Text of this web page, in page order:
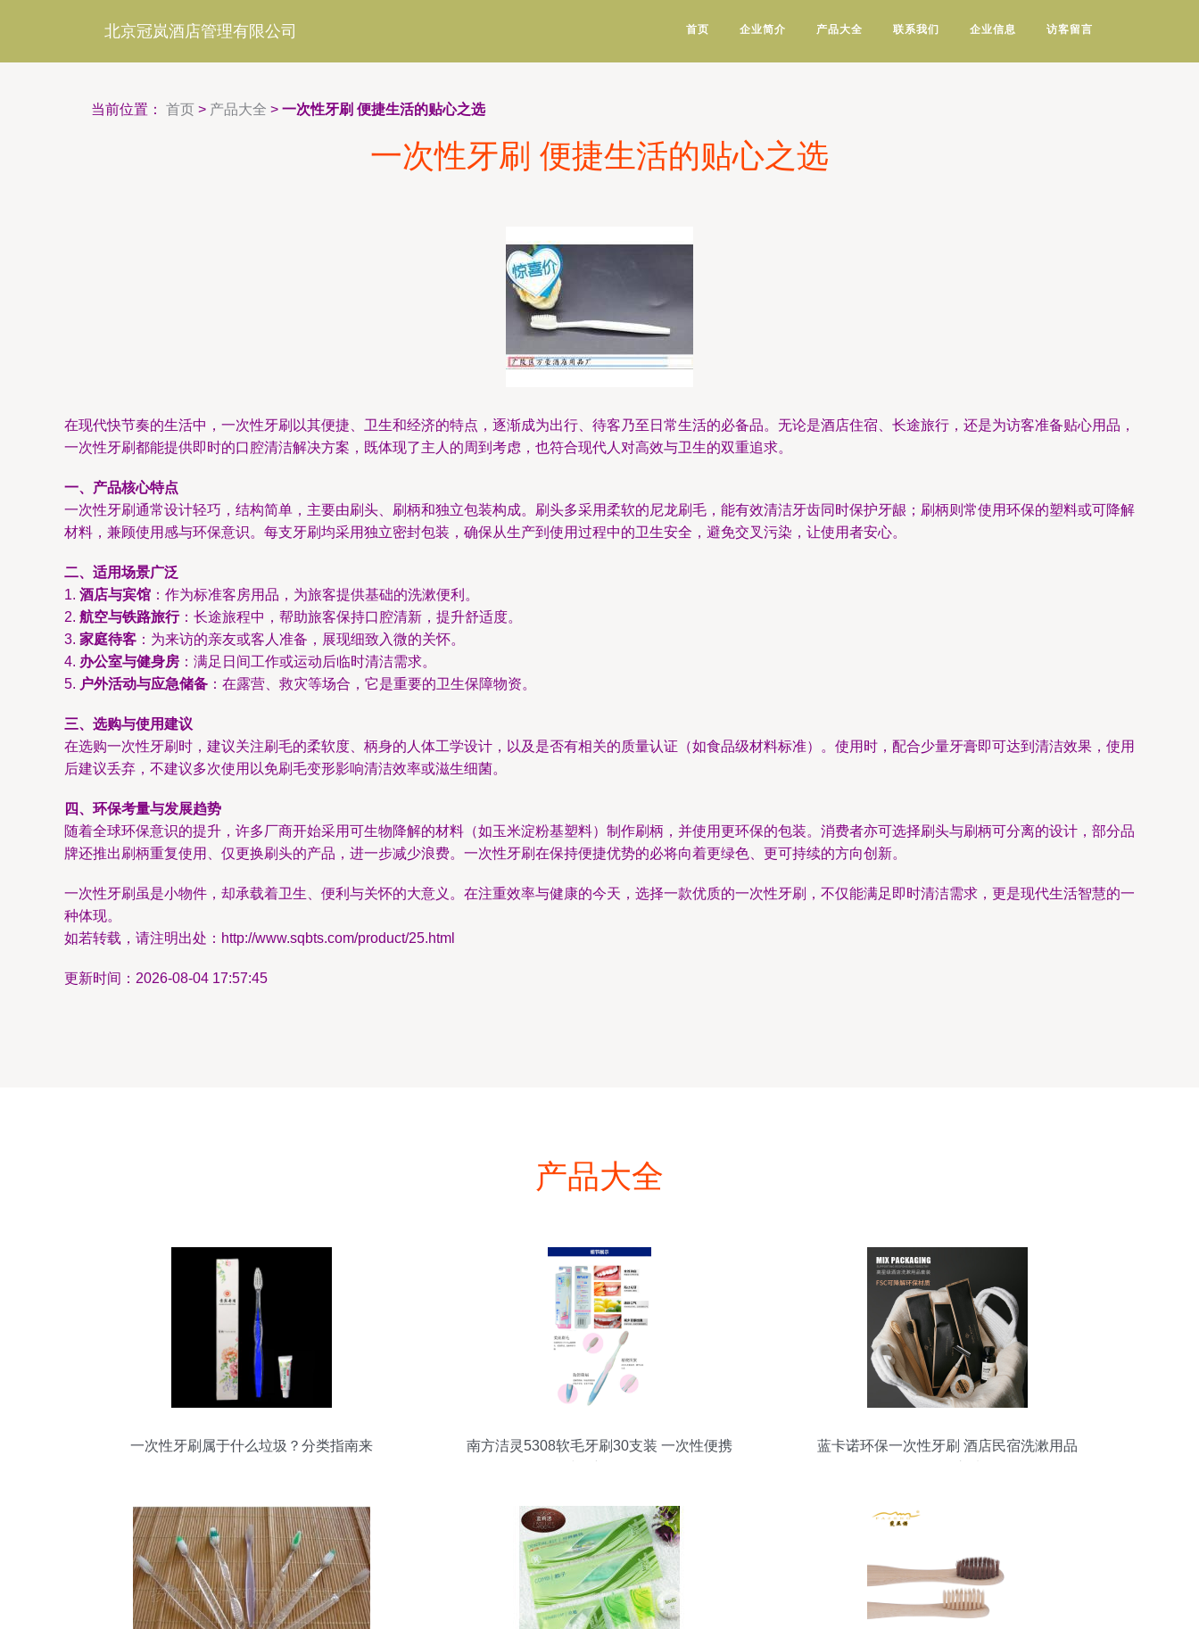
北京冠岚酒店管理有限公司 首页 企业简介 产品大全 联系我们 企业信息 访客留言
当前位置： 首页 > 产品大全 > 一次性牙刷 便捷生活的贴心之选
一次性牙刷 便捷生活的贴心之选
在现代快节奏的生活中，一次性牙刷以其便捷、卫生和经济的特点，逐渐成为出行、待客乃至日常生活的必备品。无论是酒店住宿、长途旅行，还是为访客准备贴心用品，
一次性牙刷都能提供即时的口腔清洁解决方案，既体现了主人的周到考虑，也符合现代人对高效与卫生的双重追求。
一、产品核心特点
一次性牙刷通常设计轻巧，结构简单，主要由刷头、刷柄和独立包装构成。刷头多采用柔软的尼龙刷毛，能有效清洁牙齿同时保护牙龈；刷柄则常使用环保的塑料或可降解
材料，兼顾使用感与环保意识。每支牙刷均采用独立密封包装，确保从生产到使用过程中的卫生安全，避免交叉污染，让使用者安心。
二、适用场景广泛
1. 酒店与宾馆 ：作为标准客房用品，为旅客提供基础的洗漱便利。
2. 航空与铁路旅行：长途旅程中，帮助旅客保持口腔清新，提升舒适度。
3. 家庭待客 ：为来访的亲友或客人准备，展现细致入微的关怀。
4. 办公室与健身房 ：满足日间工作或运动后临时清洁需求。
5. 户外活动与应急储备 ：在露营、救灾等场合，它是重要的卫生保障物资。
三、选购与使用建议
在选购一次性牙刷时，建议关注刷毛的柔软度、柄身的人体工学设计，以及是否有相关的质量认证（如食品级材料标准）。使用时，配合少量牙膏即可达到清洁效果，使用
后建议丢弃，不建议多次使用以免刷毛变形影响清洁效率或滋生细菌。
四、环保考量与发展趋势
随着全球环保意识的提升，许多厂商开始采用可生物降解的材料（如玉米淀粉基塑料）制作刷柄，并使用更环保的包装。消费者亦可选择刷头与刷柄可分离的设计，部分品
牌还推出刷柄重复使用、仅更换刷头的产品，进一步减少浪费。一次性牙刷在保持便捷优势的必将向着更绿色、更可持续的方向创新。
一次性牙刷虽是小物件，却承载着卫生、便利与关怀的大意义。在注重效率与健康的今天，选择一款优质的一次性牙刷，不仅能满足即时清洁需求，更是现代生活智慧的一
种体现。
如若转载，请注明出处：http://www.sqbts.com/product/25.html
更新时间：2026-08-04 17:57:45
产品大全
一次性牙刷属于什么垃圾？分类指南来
南方洁灵5308软毛牙刷30支装 一次性便携
蓝卡诺环保一次性牙刷 酒店民宿洗漱用品